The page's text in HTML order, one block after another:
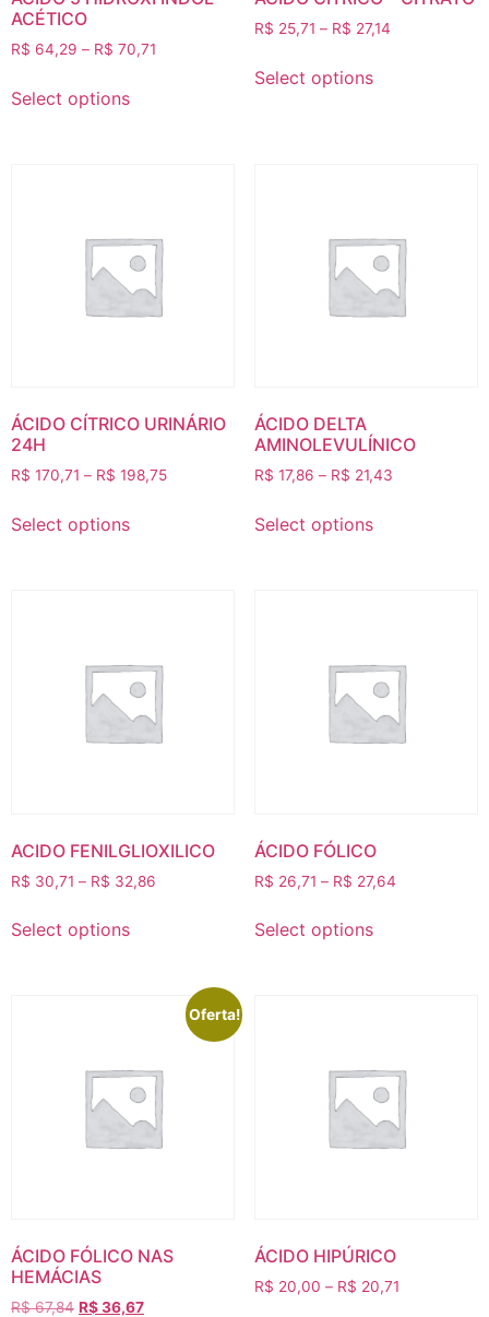
ACÉTICO
R$ 64,29 – R$ 70,71
Select options
R$ 25,71 – R$ 27,14
Select options
ÁCIDO CÍTRICO URINÁRIO
24H
R$ 170,71 – R$ 198,75
Select options
ÁCIDO DELTA
AMINOLEVULÍNICO
R$ 17,86 – R$ 21,43
Select options
ACIDO FENILGLIOXILICO
R$ 30,71 – R$ 32,86
Select options
ÁCIDO FÓLICO
R$ 26,71 – R$ 27,64
Select options
Oferta!
ÁCIDO FÓLICO NAS
HEMÁCIAS
R$67,84 R$36,67
ÁCIDO HIPÚRICO
R$ 20,00 – R$ 20,71